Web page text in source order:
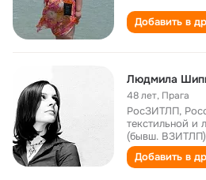
Добавить в
Людмила
48 лет, Прага
РосЗИТЛП,
текстильной и
(бывш. ВЗИТЛП)
Добавить в